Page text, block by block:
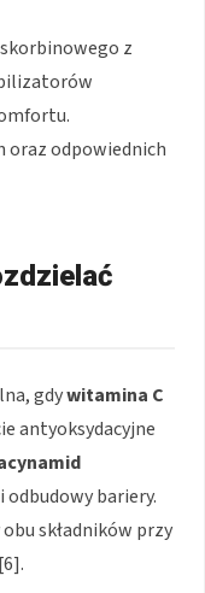
z
oraz odpowiednich
gdywitamina C
antyoksydacyjne
bariery.
składników przy